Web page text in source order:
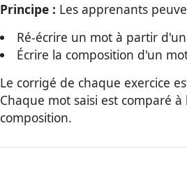
Principe : Les apprenants
Ré-écrire un mot à partir
Écrire la composition d'un
Le corrigé de chaque exercice
Chaque mot saisi est comparé
composition.